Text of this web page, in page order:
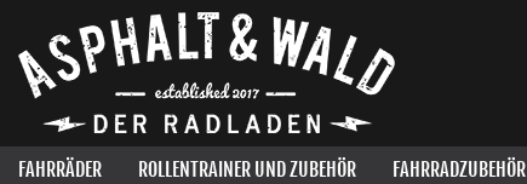
FAHRRÄDER ROLLENTRAINER UND ZUBEHÖR FAHRRADZUBEHÖR